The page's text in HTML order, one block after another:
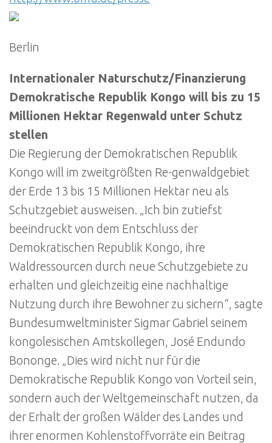
Berlin
Internationaler Naturschutz/Finanzierung
Demokratische Republik Kongo will bis zu 15
Millionen Hektar Regenwald unter Schutz
stellen
Die Regierung der Demokratischen Republik
Kongo will im zweitgrößten Re-genwaldgebiet
der Erde 13 bis 15 Millionen Hektar neu als
Schutzgebiet ausweisen. „Ich bin zutiefst
beeindruckt von dem Entschluss der
Demokratischen Republik Kongo, ihre
Waldressourcen durch neue Schutzgebiete zu
erhalten und gleichzeitig eine nachhaltige
Nutzung durch ihre Bewohner zu sichern“, sagte
Bundesumweltminister Sigmar Gabriel seinem
kongolesischen Amtskollegen, José Endundo
Bononge. „Dies wird nicht nur für die
Demokratische Republik Kongo von Vorteil sein,
sondern auch der Weltgemeinschaft nutzen, da
der Erhalt der großen Wälder des Landes und
ihrer enormen Kohlenstoffvorräte ein Beitrag